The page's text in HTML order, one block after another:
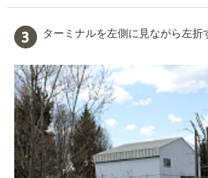
ターミナルを左側に見ながら左折